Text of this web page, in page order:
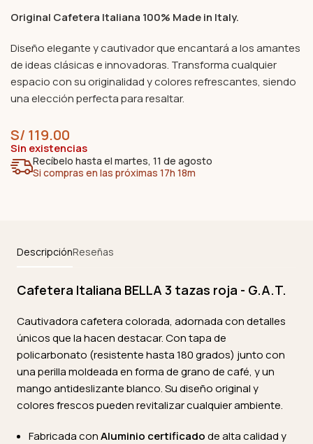
Original Cafetera Italiana 100% Made in Italy.
Diseño elegante y cautivador que encantará a los amantes
de ideas clásicas e innovadoras. Transforma cualquier
espacio con su originalidad y colores refrescantes, siendo
una elección perfecta para resaltar.
S/ 119.00
Sin existencias
Recíbelo hasta el martes, 11 de agosto
Si compras en las próximas 17h 18m
DescripciónReseñas
Cafetera Italiana BELLA 3 tazas roja - G.A.T.
Cautivadora cafetera colorada, adornada con detalles
únicos que la hacen destacar. Con tapa de
policarbonato (resistente hasta 180 grados) junto con
una perilla moldeada en forma de grano de café, y un
mango antideslizante blanco. Su diseño original y
colores frescos pueden revitalizar cualquier ambiente.
Fabricada conAluminio certificadode alta calidad y